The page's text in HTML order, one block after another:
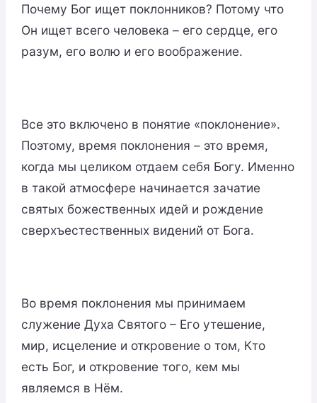
Почему Бог ищет поклонников? Потому что
Он ищет всего человека – его сердце, его
разум, его волю и его воображение.
Все это включено в понятие «поклонение».
Поэтому, время поклонения – это время,
когда мы целиком отдаем себя Богу. Именно
в такой атмосфере начинается зачатие
святых божественных идей и рождение
сверхъестественных видений от Бога.
Во время поклонения мы принимаем
служение Духа Святого – Его утешение,
мир, исцеление и откровение о том, Кто
есть Бог, и откровение того, кем мы
являемся в Нём.